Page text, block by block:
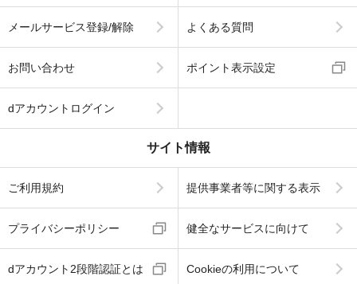
メールサービス登録/解除 よくある質問
お問い合わせ ポイント表示設定
dアカウントログイン
サイト情報
ご利用規約 提供事業者等に関する表示
プライバシーポリシー 健全なサービスに向けて
dアカウント2段階認証とは Cookieの利用について